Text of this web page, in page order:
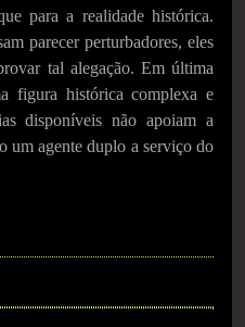
para a realidade histórica.
parecer perturbadores, eles
tal alegação. Em última
figura histórica complexa e
disponíveis não apoiam a
um agente duplo a serviço do